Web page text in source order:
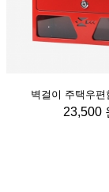
벽걸이 주택우편
23,500